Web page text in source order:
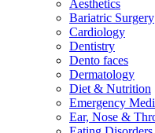
Aesthetics
Bariatric Surgery
Cardiology
Dentistry
Dento faces
Dermatology
Diet & Nutrition
Emergency
Ear, Nose &